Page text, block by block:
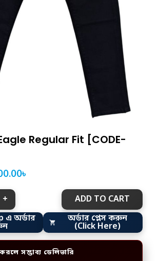
Regular Fit [CODE-
৳
ADD TO CART
এ অর্ডার
অর্ডার প্লেস করুন
(Click Here)
সম্ভাব্য ডেলিভারি